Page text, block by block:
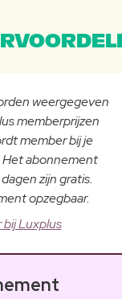
weergegeven
memberprijzen
member bij je
Het abonnement
zijn gratis.
opzegbaar.
bij Luxplus